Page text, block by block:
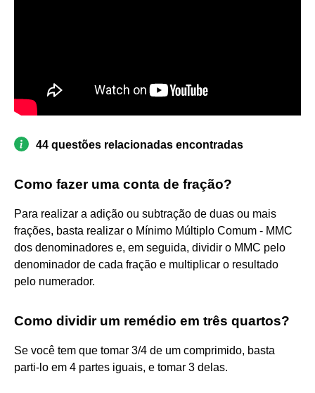
44 questões relacionadas encontradas
Como fazer uma conta de fração?
Para realizar a adição ou subtração de duas ou mais
frações, basta realizar o Mínimo Múltiplo Comum - MMC
dos denominadores e, em seguida, dividir o MMC pelo
denominador de cada fração e multiplicar o resultado
pelo numerador.
Como dividir um remédio em três quartos?
Se você tem que tomar 3/4 de um comprimido, basta
parti-lo em 4 partes iguais, e tomar 3 delas.